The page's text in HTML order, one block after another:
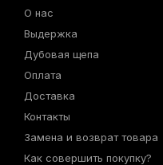
О нас
Выдержка
Дубовая щепа
Оплата
Доставка
Контакты
Замена и возврат товара
Как совершить покупку?